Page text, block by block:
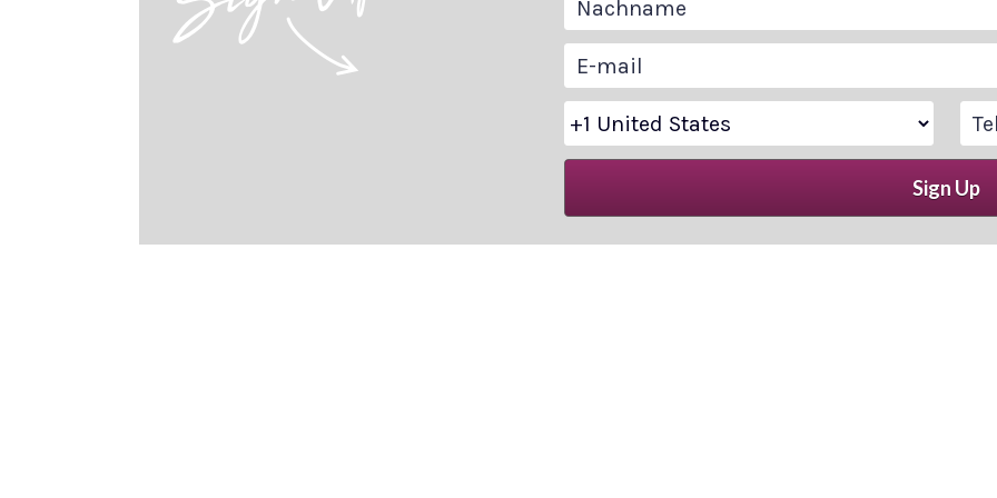
E-mail
Country Code
Sign Up